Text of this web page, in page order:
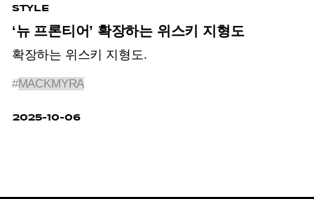
STYLE
‘뉴 프론티어’ 확장하는 위스키 지형도
확장하는 위스키 지형도.
#MACKMYRA
2025-10-06